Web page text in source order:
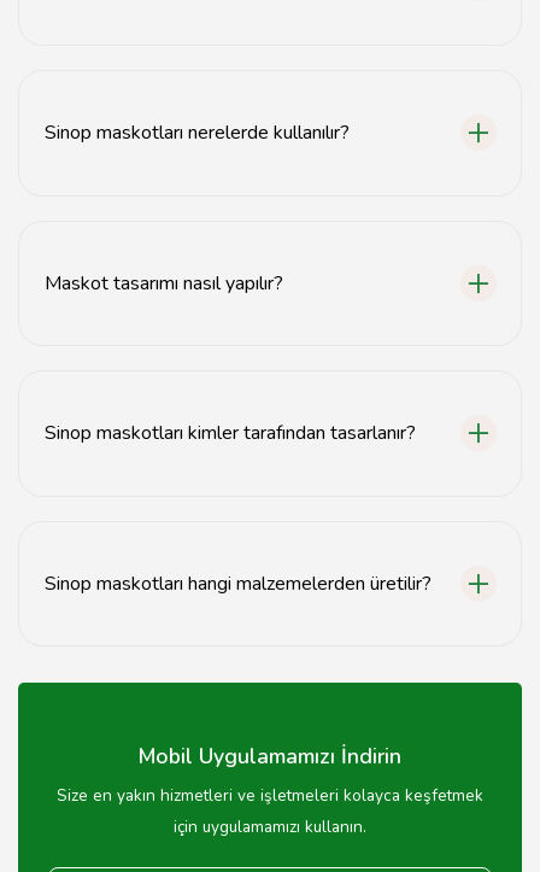
Sinop maskotları nerelerde kullanılır?
Maskot tasarımı nasıl yapılır?
Sinop maskotları kimler tarafından tasarlanır?
Sinop maskotları hangi malzemelerden üretilir?
çeşitli malzemelerden üretilir.
Mobil Uygulamamızı İndirin
Size en yakın hizmetleri ve işletmeleri kolayca keşfetmek
için uygulamamızı kullanın.